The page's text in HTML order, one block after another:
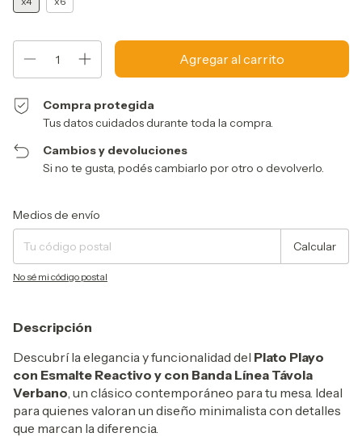
Compra protegida
Tus datos cuidados durante toda la compra.
Cambios y devoluciones
Si no te gusta, podés cambiarlo por otro o devolverlo.
Entregas para el CP:
Medios de envío
Calcular
No sé mi código postal
Descripción
Descubrí la elegancia y funcionalidad del Plato Playo
con Esmalte Reactivo y con Banda Línea Távola
Verbano, un clásico contemporáneo para tu mesa. Ideal
para quienes valoran un diseño minimalista con detalles
que marcan la diferencia.